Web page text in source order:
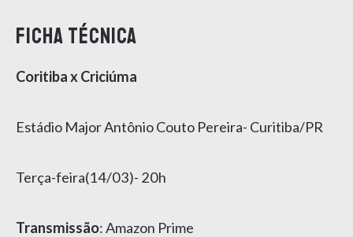
Ficha técnica
Coritiba x Criciúma
Estádio Major Antônio Couto Pereira- Curitiba/PR
Terça-feira(14/03)- 20h
Transmissão: Amazon Prime